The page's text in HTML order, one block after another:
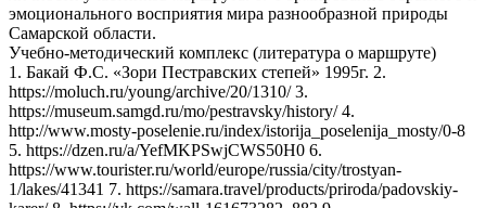
эмоционального восприятия мира разнообразной природы
Самарской области.
Учебно-методический комплекс (литература о маршруте)
1. Бакай Ф.С. «Зори Пестравских степей» 1995г. 2.
https://moluch.ru/young/archive/20/1310/ 3.
https://museum.samgd.ru/mo/pestravsky/history/ 4.
http://www.mosty-poselenie.ru/index/istorija_poselenija_mosty/0-8
5. https://dzen.ru/a/YefMKPSwjCWS50H0 6.
https://www.tourister.ru/world/europe/russia/city/trostyan-
1/lakes/41341 7. https://samara.travel/products/priroda/padovskiy-